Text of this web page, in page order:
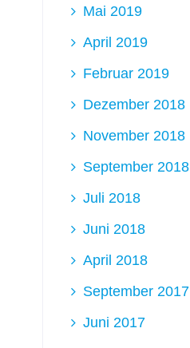
Mai 2019
April 2019
Februar 2019
Dezember 2018
November 2018
September 2018
Juli 2018
Juni 2018
April 2018
September 2017
Juni 2017